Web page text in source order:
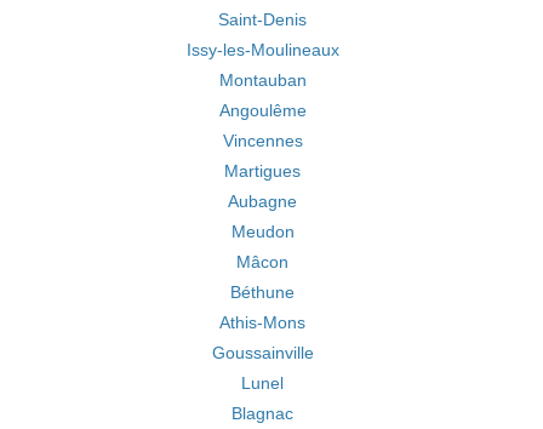
Saint-Denis
Issy-les-Moulineaux
Montauban
Angoulême
Vincennes
Martigues
Aubagne
Meudon
Mâcon
Béthune
Athis-Mons
Goussainville
Lunel
Blagnac